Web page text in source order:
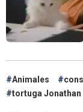
Animales
tortuga Jonathan